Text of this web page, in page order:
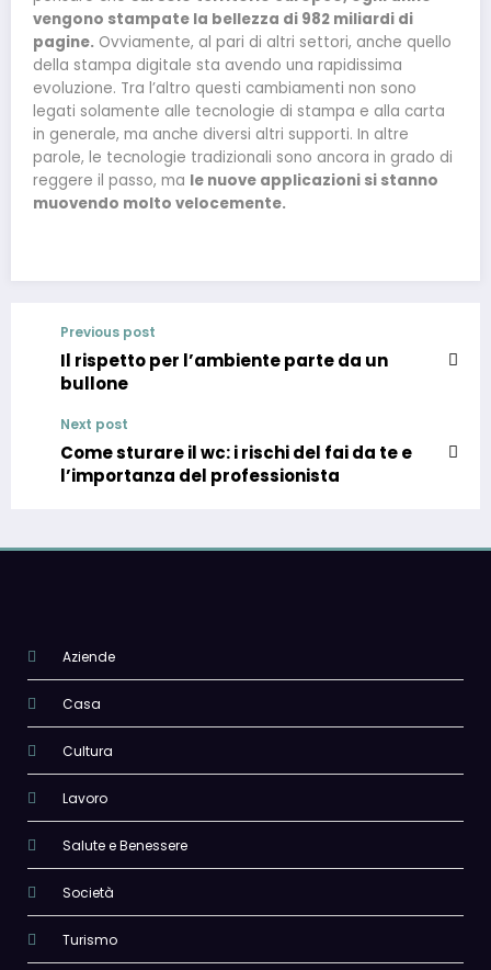
vengono stampate la bellezza di 982 miliardi di
pagine. Ovviamente, al pari di altri settori, anche quello
della stampa digitale sta avendo una rapidissima
evoluzione. Tra l’altro questi cambiamenti non sono
legati solamente alle tecnologie di stampa e alla carta
in generale, ma anche diversi altri supporti. In altre
parole, le tecnologie tradizionali sono ancora in grado di
reggere il passo, ma le nuove applicazioni si stanno
muovendo molto velocemente.
Previous post
Il rispetto per l’ambiente parte da un
bullone
Next post
Come sturare il wc: i rischi del fai da te e
l’importanza del professionista
Aziende
Casa
Cultura
Lavoro
Salute e Benessere
Società
Turismo